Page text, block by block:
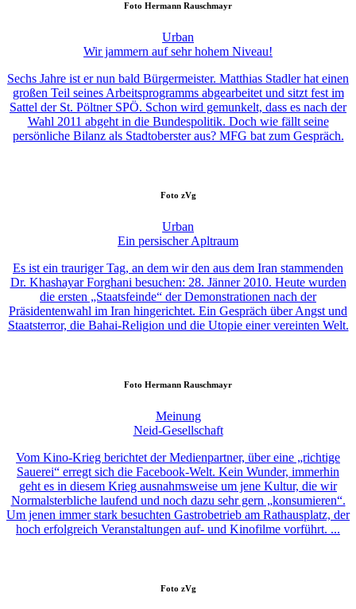
Foto Hermann Rauschmayr
Urban
Wir jammern auf sehr hohem Niveau!
Sechs Jahre ist er nun bald Bürgermeister. Matthias Stadler hat einen
großen Teil seines Arbeitsprogramms abgearbeitet und sitzt fest im
Sattel der St. Pöltner SPÖ. Schon wird gemunkelt, dass es nach der
Wahl 2011 abgeht in die Bundespolitik. Doch wie fällt seine
persönliche Bilanz als Stadtoberster aus? MFG bat zum Gespräch.
Foto zVg
Urban
Ein persischer Apltraum
Es ist ein trauriger Tag, an dem wir den aus dem Iran stammenden
Dr. Khashayar Forghani besuchen: 28. Jänner 2010. Heute wurden
die ersten „Staatsfeinde“ der Demonstrationen nach der
Präsidentenwahl im Iran hingerichtet. Ein Gespräch über Angst und
Staatsterror, die Bahai-Religion und die Utopie einer vereinten Welt.
Foto Hermann Rauschmayr
Meinung
Neid-Gesellschaft
Vom Kino-Krieg berichtet der Medienpartner, über eine „richtige
Sauerei“ erregt sich die Facebook-Welt. Kein Wunder, immerhin
geht es in diesem Krieg ausnahmsweise um jene Kultur, die wir
Normalsterbliche laufend und noch dazu sehr gern „konsumieren“.
Um jenen immer stark besuchten Gastrobetrieb am Rathausplatz, der
hoch erfolgreich Veranstaltungen auf- und Kinofilme vorführt. ...
Foto zVg